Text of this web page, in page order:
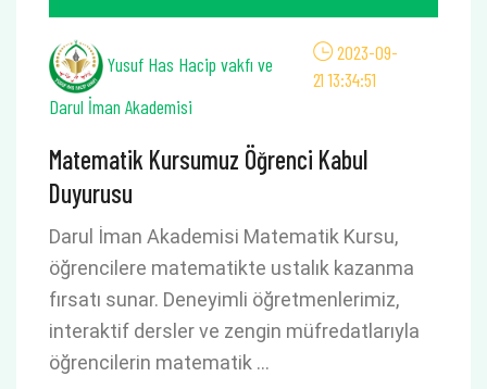
Yusuf Has Hacip vakfı ve
Darul İman Akademisi
2023-09-
21 13:34:51
Matematik Kursumuz Öğrenci Kabul
Duyurusu
Darul İman Akademisi Matematik Kursu,
öğrencilere matematikte ustalık kazanma
fırsatı sunar. Deneyimli öğretmenlerimiz,
interaktif dersler ve zengin müfredatlarıyla
öğrencilerin matematik …